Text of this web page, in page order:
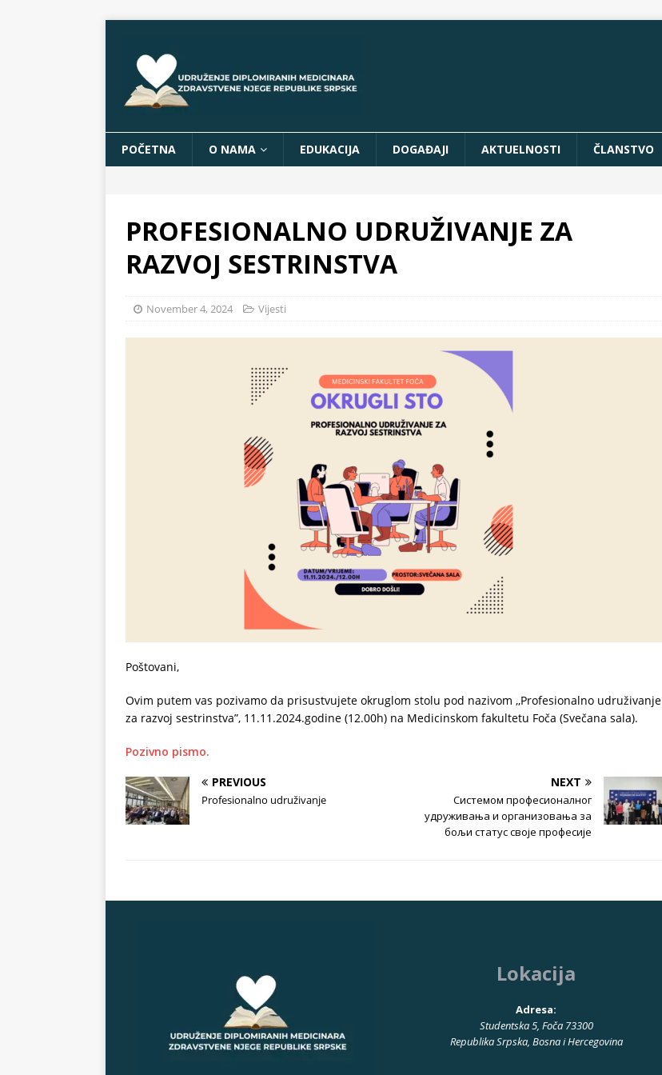
POČETNA O NAMA EDUKACIJA DOGAĐAJI AKTUELNOSTI ČLANSTVO
PROFESIONALNO UDRUŽIVANJE ZA
RAZVOJ SESTRINSTVA
November 4, 2024 Vijesti
Poštovani,
Ovim putem vas pozivamo da prisustvujete okruglom stolu pod nazivom ,,Profesionalno udruživanje
za razvoj sestrinstva”, 11.11.2024.godine (12.00h) na Medicinskom fakultetu Foča (Svečana sala).
Pozivno pismo.
PREVIOUS
Profesionalno udruživanje
NEXT
Системом професионалног
удруживања и организовања за
бољи статус своје професије
Lokacija
Adresa:
Studentska 5, Foča 73300
Republika Srpska, Bosna i Hercegovina